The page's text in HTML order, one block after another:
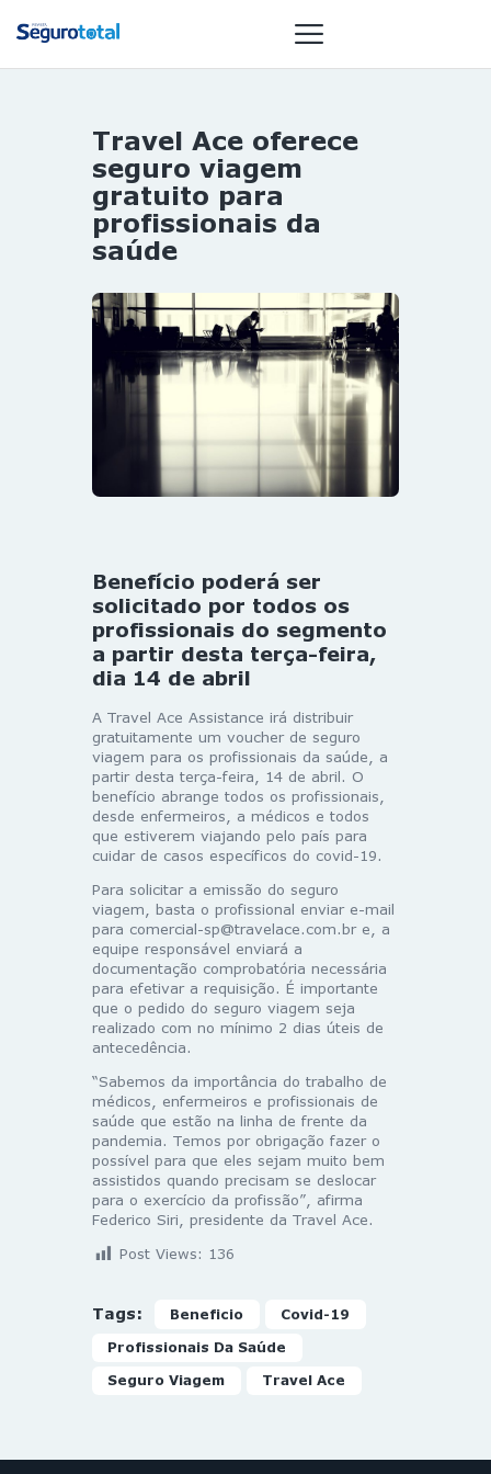
NOTÍCIAS
REVISTA
ESPECIAIS
GAIVOTA DE
ST SUMMIT
MULHERES
GESTORAS
HOMEST
HOME
Travel Ace oferece
seguro viagem
gratuito para
profissionais da
saúde
Benefício poderá ser
solicitado por todos os
profissionais do segmento
a partir desta terça-feira,
dia 14 de abril
A Travel Ace Assistance irá distribuir
gratuitamente um voucher de seguro
viagem para os profissionais da saúde, a
partir desta terça-feira, 14 de abril. O
benefício abrange todos os profissionais,
desde enfermeiros, a médicos e todos
que estiverem viajando pelo país para
cuidar de casos específicos do covid-19.
Para solicitar a emissão do seguro
viagem, basta o profissional enviar e-mail
para comercial-sp@travelace.com.bre, a
equipe responsável enviará a
documentação comprobatória necessária
para efetivar a requisição. É importante
que o pedido do seguro viagem seja
realizado com no mínimo 2 dias úteis de
antecedência.
“Sabemos da importância do trabalho de
médicos, enfermeiros e profissionais de
saúde que estão na linha de frente da
pandemia. Temos por obrigação fazer o
possível para que eles sejam muito bem
assistidos quando precisam se deslocar
para o exercício da profissão”, afirma
Federico Siri, presidente da Travel Ace.
Post Views: 136
Tags: Beneficio Covid-19
Profissionais Da Saúde
Seguro Viagem Travel Ace